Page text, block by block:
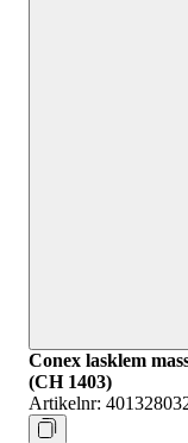
Conex lasklem
(CH 1403)
Artikelnr: